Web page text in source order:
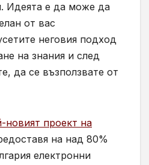
Идеята е да може да
от вас
неговия подход
на знания и след
да се възползвате от
проект на
на над 80%
електронни